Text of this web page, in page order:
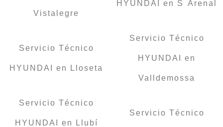
Vistalegre
Servicio Técnico
HYUNDAI en Lloseta
Servicio Técnico
HYUNDAI en Llubí
HYUNDAI en S ́Arenal
Servicio Técnico
HYUNDAI en
Valldemossa
Servicio Técnico